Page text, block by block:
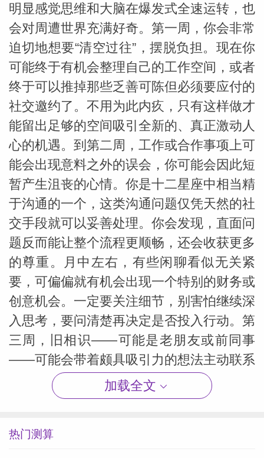
明显感觉思维和大脑在爆发式全速运转，也
会对周遭世界充满好奇。第一周，你会非常
迫切地想要“清空过往”，摆脱负担。现在你
可能终于有机会整理自己的工作空间，或者
终于可以推掉那些乏善可陈但必须要应付的
社交邀约了。不用为此内疚，只有这样做才
能留出足够的空间吸引全新的、真正激动人
心的机遇。到第二周，工作或合作事项上可
能会出现意料之外的误会，你可能会因此短
暂产生沮丧的心情。你是十二星座中相当精
于沟通的一个，这类沟通问题仅凭天然的社
交手段就可以妥善处理。你会发现，直面问
题反而能让整个流程更顺畅，还会收获更多
的尊重。月中左右，有些闲聊看似无关紧
要，可偏偏就有机会出现一个特别的财务或
创意机会。一定要关注细节，别害怕继续深
入思考，要问清楚再决定是否投入行动。第
三周，旧相识——可能是老朋友或前同事
——可能会带着颇具吸引力的想法主动联系
你。昔日情分固然更容易引动真情实感，但
建议你站在当下的人生状态里评估和决定，
你将迎来生日月：太阳即将回到出生时的位
加载全文
热门测算